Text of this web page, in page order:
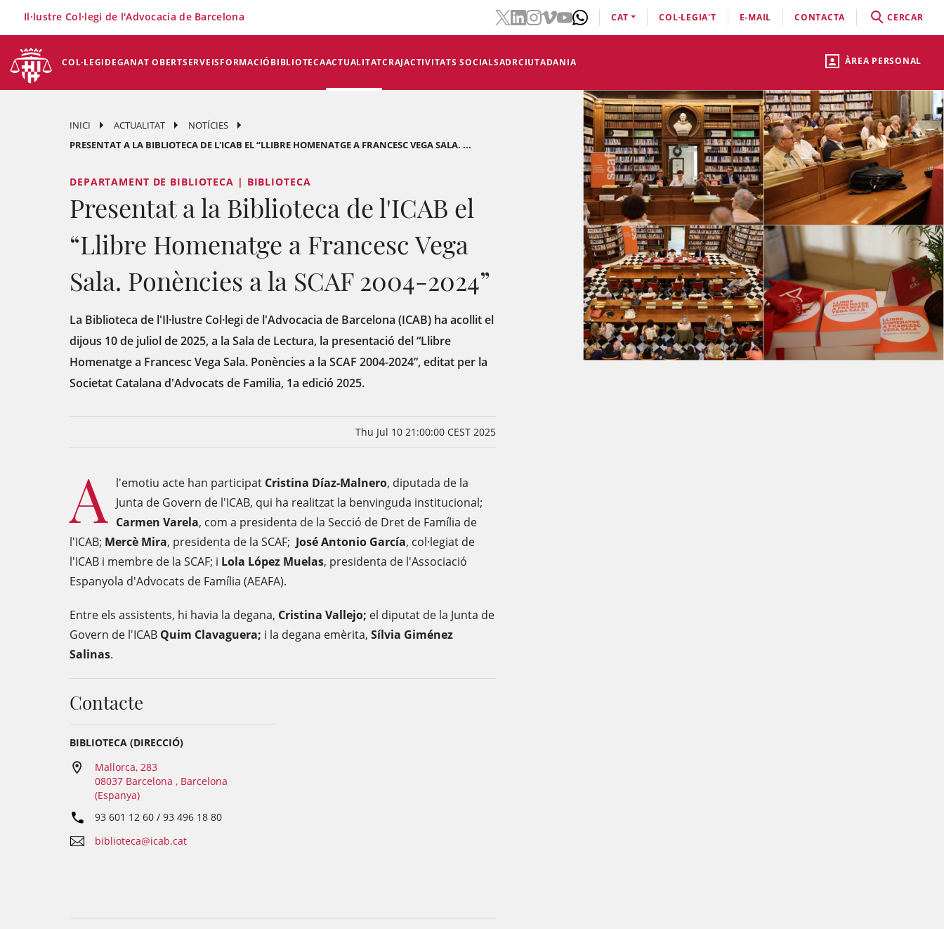
ÀREA PERSONAL
COL·LEGIDEGANAT OBERTSERVEISFORMACIÓBIBLIOTECAACTUALITATCRAJACTIVITATS SOCIALSADRCIUTADANIA
Il·lustre Col·legi de l'Advocacia de Barcelona CAT COL·LEGIA'T E-MAIL CONTACTA CERCAR
INICI ACTUALITAT
NOTÍCIES
PRESENTAT A LA BIBLIOTECA DE L'ICAB EL “LLIBRE HOMENATGE A FRANCESC VEGA SALA. ...
DEPARTAMENT DE BIBLIOTECA | BIBLIOTECA
Presentat a la Biblioteca de l'ICAB el
“Llibre Homenatge a Francesc Vega
Sala. Ponències a la SCAF 2004-2024”
La Biblioteca de l'Il·lustre Col·legi de l'Advocacia de Barcelona (ICAB) ha acollit el
dijous 10 de juliol de 2025, a la Sala de Lectura, la presentació del “Llibre
Homenatge a Francesc Vega Sala. Ponències a la SCAF 2004-2024”, editat per la
Societat Catalana d'Advocats de Familia, 1a edició 2025.
Thu Jul 10 21:00:00 CEST 2025
A l'emotiu acte han participat Cristina Díaz-Malnero, diputada de la
Junta de Govern de l'ICAB, qui ha realitzat la benvinguda institucional;
Carmen Varela, com a presidenta de la Secció de Dret de Família de
l'ICAB; Mercè Mira, presidenta de la SCAF; José Antonio García, col·legiat de
l'ICAB i membre de la SCAF; i Lola López Muelas, presidenta de l'Associació
Espanyola d'Advocats de Família (AEAFA).
Entre els assistents, hi havia la degana, Cristina Vallejo; el diputat de la Junta de
Govern de l'ICAB Quim Clavaguera; i la degana emèrita, Sílvia Giménez
Salinas.
Contacte
BIBLIOTECA (DIRECCIÓ)
Mallorca, 283
08037 Barcelona , Barcelona
(Espanya)
93 601 12 60 / 93 496 18 80
biblioteca@icab.cat